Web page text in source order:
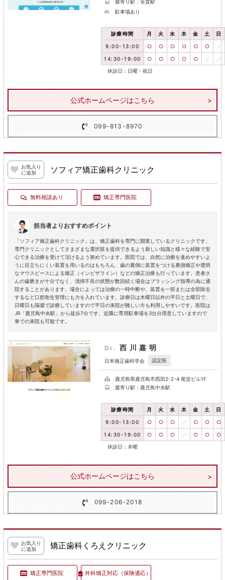
最寄り駅：笹貫駅
駐車場あり
診療時間 月 火 水 木 金 土 日
9:00-13:00 ○ ○ ○ ○ ○ ○ ／
14:30-19:00 ○ ○ ○ ○ ○ ／ ／
休診日：日曜・祝日
公式ホームページはこちら
099-813-8970
お気入り
に追加
ソフィア矯正歯科クリニック
無料相談あり 矯正専門医院
担当者よりおすすめポイント
「ソフィア矯正歯科クリニック」は、矯正歯科を専門に開業しているクリニックです。
専門クリニックとしてさまざまな選択肢を提供できるよう新しい知識と様々な経験で安
心できる治療を受けて頂けるよう努めています。医院では、自然に治療を進めやすいよ
うに目立ちにくい装置を用いるのはもちろん、歯の裏側に装置をつける裏側矯正や透明
なマウスピースによる矯正（インビザライン）などの矯正治療も行っています。患者さ
んの歯磨きが十分でなく、清掃不良の状態が数回続く場合はブラッシング指導の為に通
院することがあります。場合によっては治療の一時中断や、装置を一部または全部除去
するなど口腔衛生管理にも力を入れています。診療日は木曜日以外の平日と土曜日で、
日曜日も隔週で診療していますので平日の来院が難しい方も利用しやすいです。医院は
JR「鹿児島中央駅」から徒歩7分です。近隣に専用駐車場を3台分用意していますので
車での来院も可能です。
Dr. 西川嘉明
日本矯正歯科学会 認定医
鹿児島県鹿児島市西田2-2-4 尾堂ビル1F
最寄り駅：鹿児島中央駅
診療時間 月 火 水 木 金 土 日
9:00-13:00 ○ ○ ○ ／ ○ ○ ○
14:30-19:00 ○ ○ ○ ／ ○ ○ ○
休診日：木曜
公式ホームページはこちら
099-206-2018
お気入り
に追加
矯正歯科くろえクリニック
矯正専門医院 外科矯正対応（保険適応）